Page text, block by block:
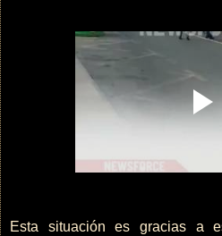
Esta situación es gracias a